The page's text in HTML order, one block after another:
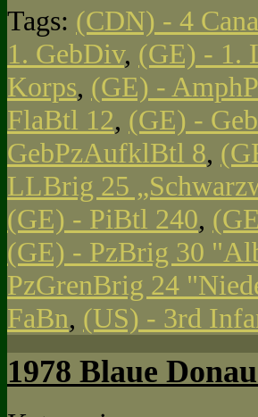
Tags: (CDN) - 4
1. GebDiv, (GE) - 1.
Korps, (GE) -
FlaBtl 12, (GE) -
GebPzAufklBtl 8,
LLBrig 25
(GE) - PiBtl 240,
(GE) - PzBrig 30
PzGrenBrig 24
FaBn, (US) - 3rd
1978 Blaue